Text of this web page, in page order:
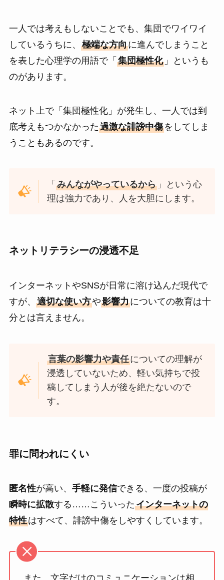
一人では考えもしないことでも、集団でワイワイ
しているうちに、 極端な方向に進んでしまうこと
を表した心理学の用語で「 集団極性化」というも
のがあります。
ネット上で「集団極性化」が発生し、一人では到
底考えもつかなかった過激な誹謗中傷をしてしま
うこともあるのです。
「みんながやっているから 」という心
理は強力であり、人を大胆にします。
ネットリテラシーの浸透不足
インターネットやSNSが日常に溶け込んだ現代で
すが、 適切な使い方や影響力についての教育は十
分とは言えません。
言葉の影響力や責任についての理解が
浸透していないため、軽い気持ちで投
稿してしまう人が後を絶たないので
す。
罪に問われにくい
匿名性が高い、 手軽に発信できる、一度の投稿が
瞬時に拡散する……こういったインターネットの
特性はすべて、誹謗中傷をしやすくしています。
また、文字だけのコミュニケーションは相